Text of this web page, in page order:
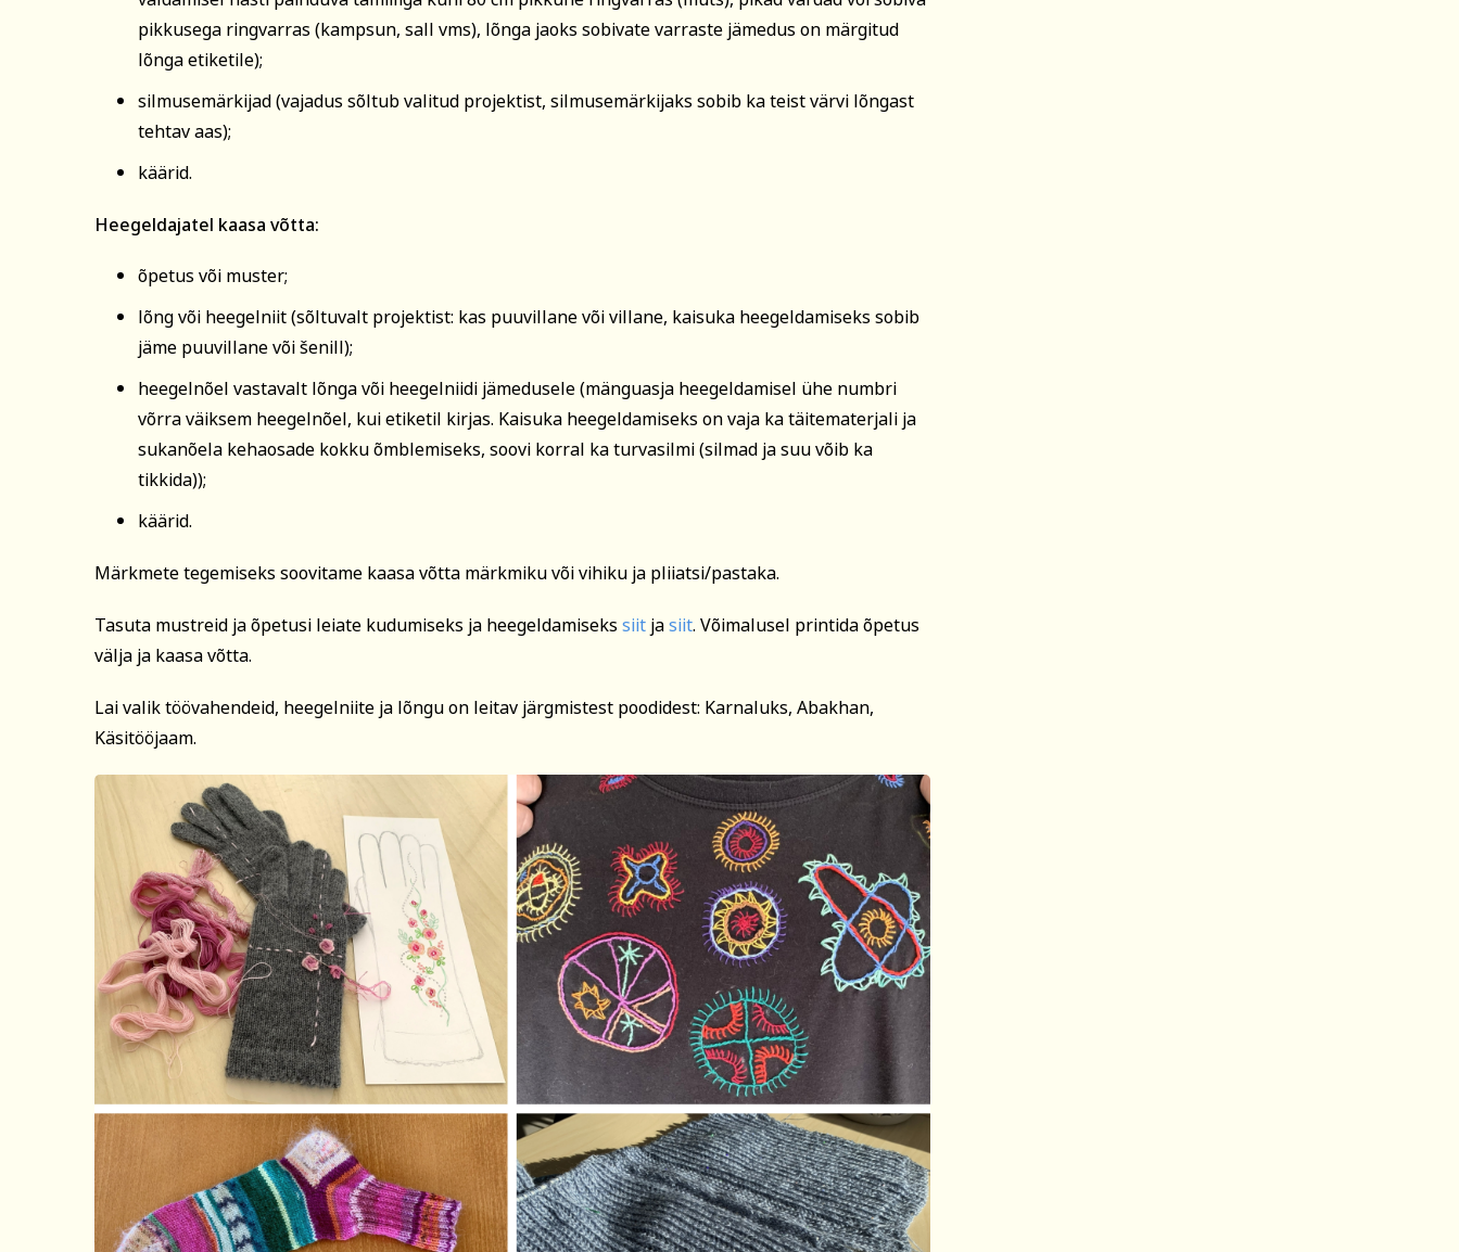
pikkusega ringvarras (kampsun, sall vms), lõnga jaoks sobivate varraste jämedus on märgitud
lõnga etiketile);
silmusemärkijad (vajadus sõltub valitud projektist, silmusemärkijaks sobib ka teist värvi lõngast
tehtav aas);
käärid.
Heegeldajatel kaasa võtta:
õpetus või muster;
lõng või heegelniit (sõltuvalt projektist: kas puuvillane või villane, kaisuka heegeldamiseks sobib
jäme puuvillane või šenill);
heegelnõel vastavalt lõnga või heegelniidi jämedusele (mänguasja heegeldamisel ühe numbri
võrra väiksem heegelnõel, kui etiketil kirjas. Kaisuka heegeldamiseks on vaja ka täitematerjali ja
sukanõela kehaosade kokku õmblemiseks, soovi korral ka turvasilmi (silmad ja suu võib ka
tikkida));
käärid.
Märkmete tegemiseks soovitame kaasa võtta märkmiku või vihiku ja pliiatsi/pastaka.
Tasuta mustreid ja õpetusi leiate kudumiseks ja heegeldamiseks siit jasiit. Võimalusel printida õpetus
välja ja kaasa võtta.
Lai valik töövahendeid, heegelniite ja lõngu on leitav järgmistest poodidest: Karnaluks, Abakhan,
Käsitööjaam.
Soovin saada rahvaülikooli uudiskirja
Registreerin